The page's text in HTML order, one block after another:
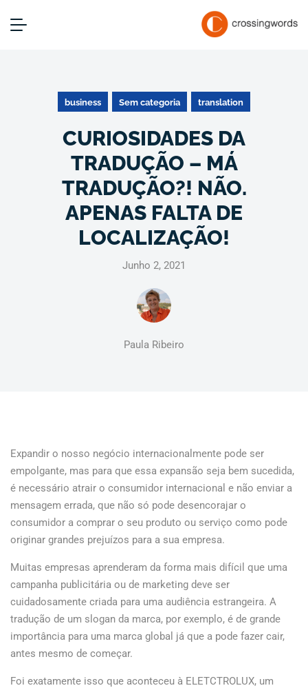
business Sem categoria translation
CURIOSIDADES DA
TRADUÇÃO – MÁ
TRADUÇÃO?! NÃO.
APENAS FALTA DE
LOCALIZAÇÃO!
Junho 2, 2021
Paula Ribeiro
Expandir o nosso negócio internacionalmente pode ser
empolgante, mas para que essa expansão seja bem sucedida,
é necessário atrair o consumidor internacional e não enviar a
mensagem errada, que não só pode desencorajar o
consumidor a comprar o seu produto ou serviço como pode
originar grandes prejuízos para a sua empresa.
Muitas empresas aprenderam da forma mais difícil que uma
campanha publicitária ou de marketing deve ser
cuidadosamente criada para uma audiência estrangeira. A
tradução de um slogan da marca, por exemplo, é de grande
importância para uma marca global já que a pode fazer cair,
antes mesmo de começar.
Foi exatamente isso que aconteceu à ELETCTROLUX, um